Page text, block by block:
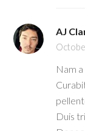
AJ
Nam
Duis